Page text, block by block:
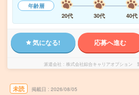
年齢層
20代
30代 40代
気になる! 応募へ進む
派遣会社 株式会社綜合キャリアオプション
未読 掲載日 2026/08/05